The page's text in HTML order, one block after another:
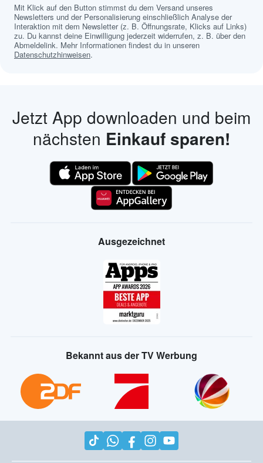
Mit Klick auf den Button stimmst du dem Versand unseres
Newsletters und der Personalisierung einschließlich Analyse der
Interaktion mit dem Newsletter (z. B. Öffnungsrate, Klicks auf Links)
zu. Du kannst deine Einwilligung jederzeit widerrufen, z. B. über den
Abmeldelink. Mehr Informationen findest du in unseren
Datenschutzhinweisen.
Jetzt App downloaden und beim
nächsten Einkauf sparen!
Ausgezeichnet
Bekannt aus der TV Werbung